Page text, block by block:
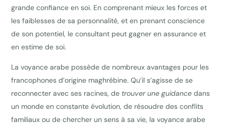
grande confiance en soi. En comprenant mieux les forces et
les faiblesses de sa personnalité, et en prenant conscience
de son potentiel, le consultant peut gagner en assurance et
en estime de soi.
La voyance arabe possède de nombreux avantages pour les
francophones d’origine maghrébine. Qu’il s’agisse de se
reconnecter avec ses racines, de trouver une guidance dans
un monde en constante évolution, de résoudre des conflits
familiaux ou de chercher un sens à sa vie, la voyance arabe